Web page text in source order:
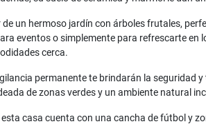
un hermoso jardín con árboles frutales,
eventos o simplemente para refrescarte
cerca.
permanente te brindarán la seguridad
de zonas verdes y un ambiente natural
casa cuenta con una cancha de fútbol y